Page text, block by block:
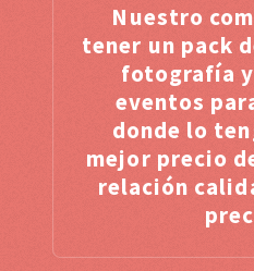
Nuestro
tener un pack
fotografía
eventos
donde lo
mejor precio
relación